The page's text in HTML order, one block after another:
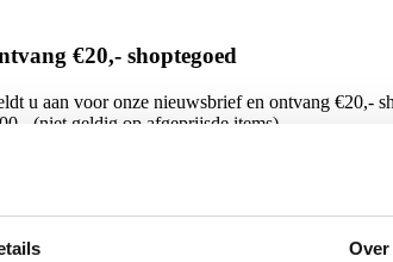
Over
€20,- shoptegoed
u aan voor onze nieuwsbrief en ontvang €20,-
(niet geldig op afgeprijsde items).